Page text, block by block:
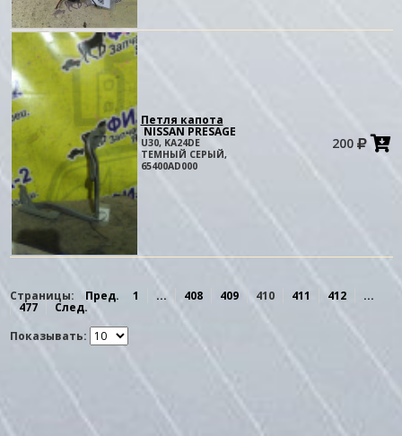
Петля капота
NISSAN PRESAGE
U30, KA24DE
ТЕМНЫЙ СЕРЫЙ,
65400AD000
200
Страницы: Пред. 1 ... 408 409 410 411 412 ...
477
След.
Показывать: